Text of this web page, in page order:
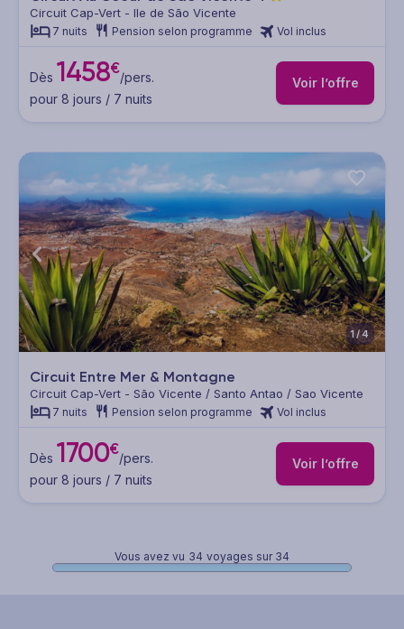
Circuit Cap-Vert - Ile de São Vicente
7 nuits Pension selon programme Vol inclus
Dès 1458€/pers.
pour 8 jours / 7 nuits
Voir l’offre
1/4
Circuit Entre Mer & Montagne
Circuit Cap-Vert - São Vicente / Santo Antao / Sao Vicente
7 nuits Pension selon programme Vol inclus
Dès 1700€/pers.
pour 8 jours / 7 nuits
Voir l’offre
Vous avez vu 34 voyages sur 34